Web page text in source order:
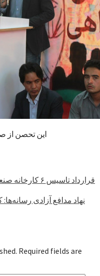
این تحصن از
Required fields are